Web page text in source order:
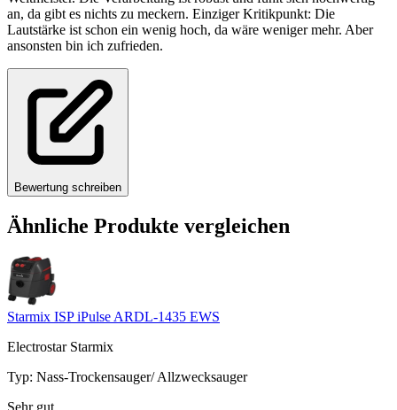
an, da gibt es nichts zu meckern. Einziger Kritikpunkt: Die
Lautstärke ist schon ein wenig hoch, da wäre weniger mehr. Aber
ansonsten bin ich zufrieden.
Bewertung schreiben
Ähnliche Produkte vergleichen
Starmix ISP iPulse ARDL-1435 EWS
Electrostar Starmix
Typ: Nass-Trockensauger/ Allzwecksauger
Sehr gut